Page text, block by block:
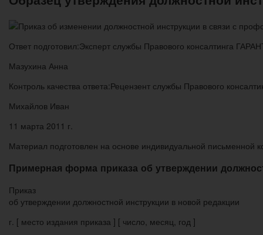
Ответ подготовил:Эксперт службы Правового консалтинга
Мазухина Анна
Контроль качества ответа:Рецензент службы Правового
Михайлов Иван
11 марта 2011 г.
Материал подготовлен на основе индивидуальной письменной
Примерная форма приказа об утверждении
Приказ
об утверждении должностной инструкции в новой редакции
г. [ место издания приказа ] [ число, месяц, год ]